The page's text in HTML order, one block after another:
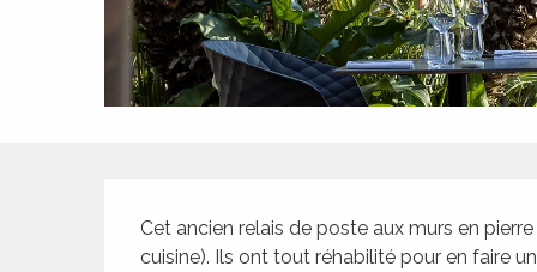
Description
Cet ancien relais de poste aux murs en
cuisine). Ils ont tout réhabilité pour en faire